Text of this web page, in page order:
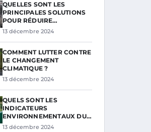
QUELLES SONT LES
PRINCIPALES SOLUTIONS
POUR RÉDUIRE…
13 décembre 2024
COMMENT LUTTER CONTRE
LE CHANGEMENT
CLIMATIQUE ?
13 décembre 2024
QUELS SONT LES
INDICATEURS
ENVIRONNEMENTAUX DU…
13 décembre 2024